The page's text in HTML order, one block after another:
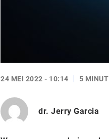
24 MEI 2022 - 10:14 5
dr. Jerry Garcia